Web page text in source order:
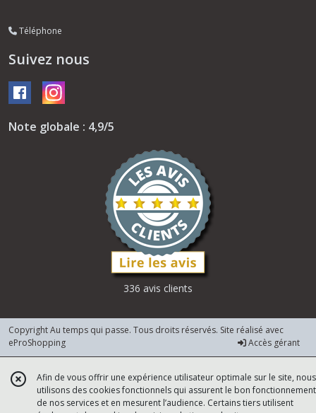
Téléphone
Suivez nous
Note globale : 4,9/5
336 avis clients
Copyright Au temps qui passe. Tous droits réservés. Site réalisé avec
eProShopping
Accès gérant
Afin de vous offrir une expérience utilisateur optimale sur le site, nous
utilisons des cookies fonctionnels qui assurent le bon fonctionnement
de nos services et en mesurent l’audience. Certains tiers utilisent